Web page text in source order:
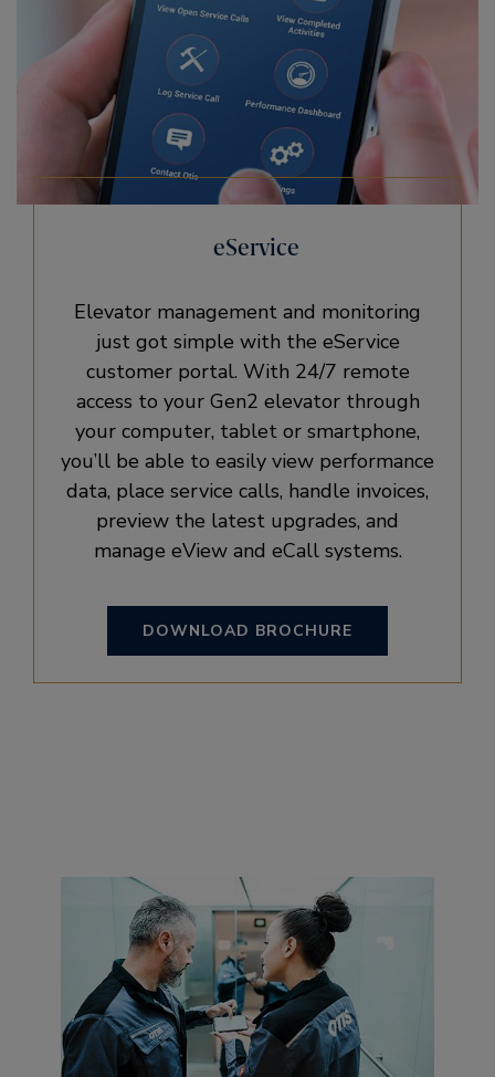
eService
Elevator management and monitoring
just got simple with the eService
customer portal. With 24/7 remote
access to your Gen2 elevator through
your computer, tablet or smartphone,
you’ll be able to easily view performance
data, place service calls, handle invoices,
preview the latest upgrades, and
manage eView and eCall systems.
DOWNLOAD BROCHURE